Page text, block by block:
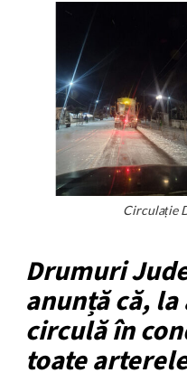
Circulație
Drumuri
anunță că, la
circulă în
toate